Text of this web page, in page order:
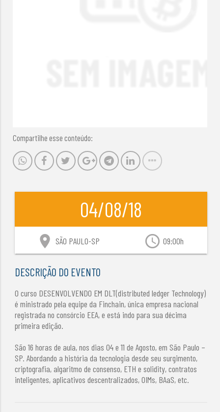
Compartilhe esse conteúdo:
04/08/18
access_time 09:00h
location_on SÃO PAULO-SP
DESCRIÇÃO DO EVENTO
O curso DESENVOLVENDO EM DLT(distributed ledger Technology)
é ministrado pela equipe da Finchain, única empresa nacional
registrada no consórcio EEA, e está indo para sua décima
primeira edição.
São 16 horas de aula, nos dias 04 e 11 de Agosto, em São Paulo –
SP. Abordando a história da tecnologia desde seu surgimento,
criptografia, algaritmo de consenso, ETH e solidity, contratos
inteligentes, aplicativos descentralizados, OIMs, BAaS, etc.